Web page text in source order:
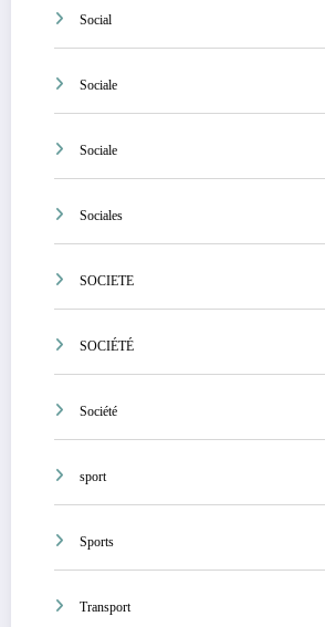
Social
Sociale
Sociale
Sociales
SOCIETE
SOCIÉTÉ
Société
sport
Sports
Transport